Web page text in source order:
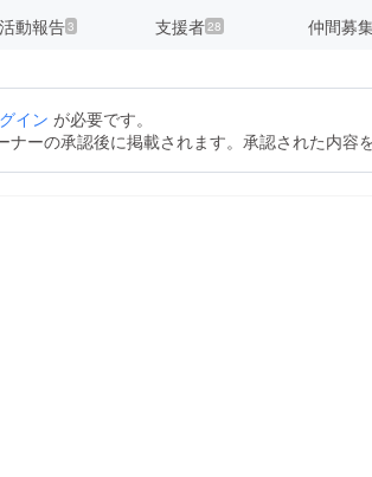
活動報告3 支援者28 仲間募
イン が必要です。
ナーの承認後に掲載されます。承認された内容